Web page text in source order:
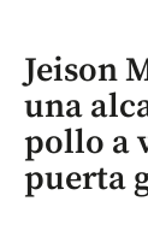
Jeison
una
pollo a
puerta